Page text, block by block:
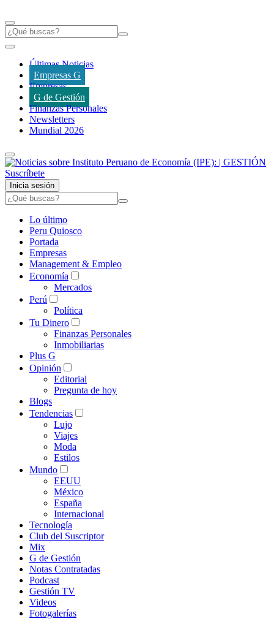
Últimas Noticias
Empresas G
Empresas
G de Gestión
Finanzas Personales
Newsletters
Mundial 2026
Suscríbete
Inicia sesión
Lo último
Peru Quiosco
Portada
Empresas
Management & Empleo
Economía
Mercados
Perú
Política
Tu Dinero
Finanzas Personales
Inmobiliarias
Plus G
Opinión
Editorial
Pregunta de hoy
Blogs
Tendencias
Lujo
Viajes
Moda
Estilos
Mundo
EEUU
México
España
Internacional
Tecnología
Club del Suscriptor
Mix
G de Gestión
Notas Contratadas
Podcast
Gestión TV
Videos
Fotogalerías